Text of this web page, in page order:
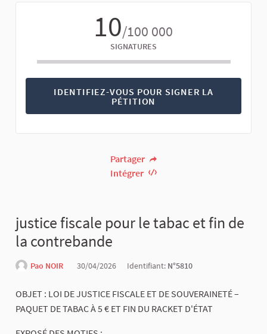
10/100 000
SIGNATURES
IDENTIFIEZ-VOUS POUR SIGNER LA
PÉTITION
Partager
Intégrer
justice fiscale pour le tabac et fin de
la contrebande
Pao NOIR 30/04/2026 Identifiant: N°5810
OBJET : LOI DE JUSTICE FISCALE ET DE SOUVERAINETÉ –
PAQUET DE TABAC À 5 € ET FIN DU RACKET D'ÉTAT